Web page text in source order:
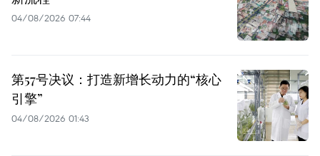
04/08/2026 07:44
第57号决议：打造新增长动力的“核心
引擎”
04/08/2026 01:43